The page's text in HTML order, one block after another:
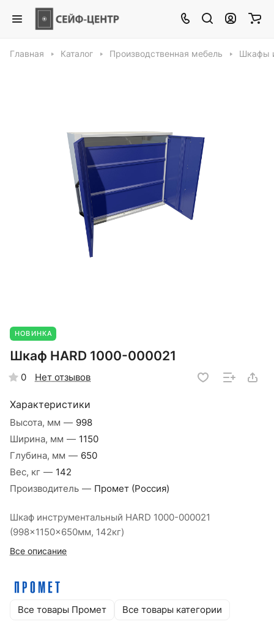
Главная Каталог Производственная мебель Шкафы
НОВИНКА
Шкаф HARD 1000-000021
0 Нет отзывов
Характеристики
Высота, мм — 998
Ширина, мм — 1150
Глубина, мм — 650
Вес, кг — 142
Производитель — Промет (Россия)
Шкаф инструментальный HARD 1000-000021
(998x1150x650мм, 142кг)
Все описание
Все товары Промет Все товары категории